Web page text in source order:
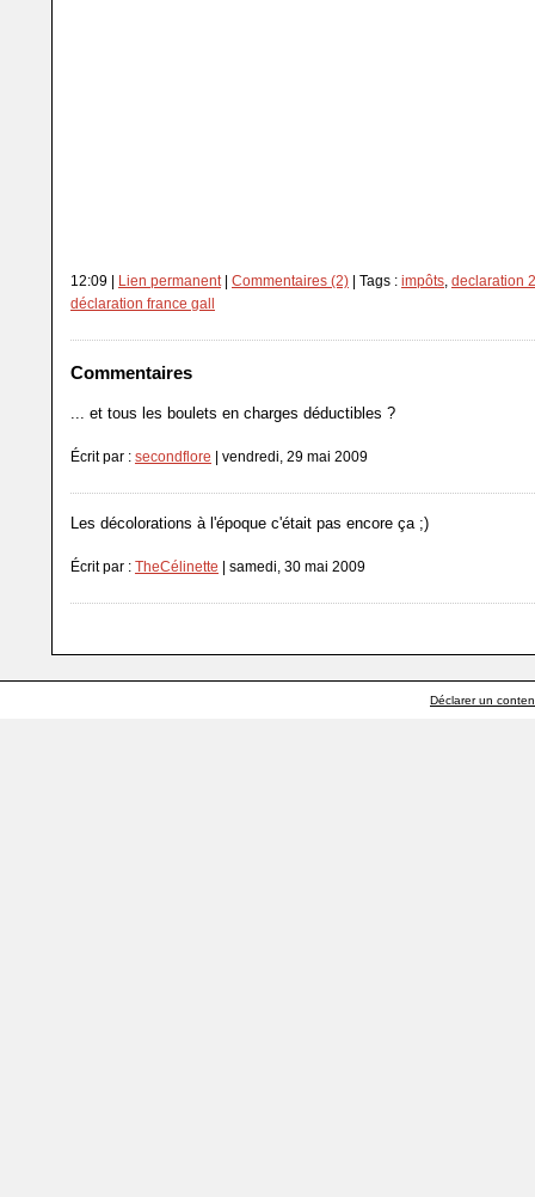
12:09 | Lien permanent| Commentaires (2) | Tags : impôts, declaration
déclaration france gall
Commentaires
... et tous les boulets en charges déductibles ?
Écrit par : secondflore | vendredi, 29 mai 2009
Les décolorations à l'époque c'était pas encore ça ;)
Écrit par : TheCélinette | samedi, 30 mai 2009
Déclarer un